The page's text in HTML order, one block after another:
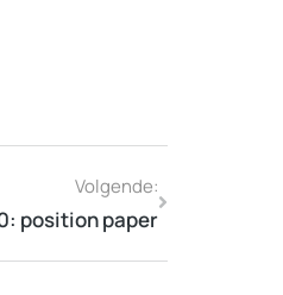
Volgende:
position paper